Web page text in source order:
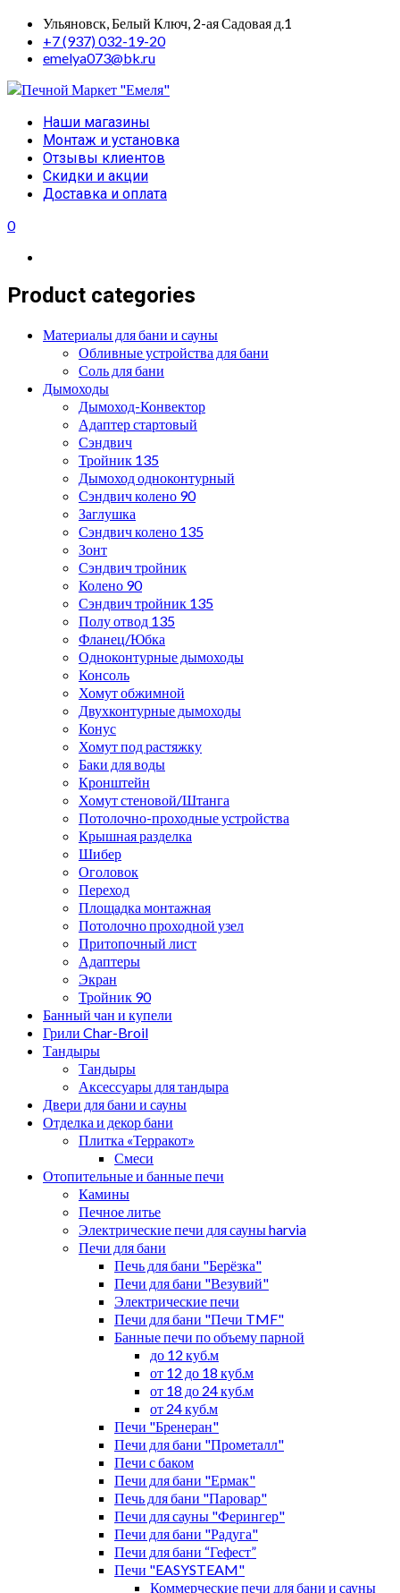
Skip
content
Ульяновск, Белый Ключ, 2-ая Садовая д.1
+7 (937) 032-19-20
emelya073@bk.ru
Primary
Menu
Наши магазины
Монтаж и установка
Отзывы клиентов
Скидки и акции
Доставка и оплата
0
Product categories
Материалы для бани и сауны
Обливные устройства для бани
Соль для бани
Дымоходы
Дымоход-Конвектор
Адаптер стартовый
Сэндвич
Тройник 135
Дымоход одноконтурный
Сэндвич колено 90
Заглушка
Сэндвич колено 135
Зонт
Сэндвич тройник
Колено 90
Сэндвич тройник 135
Полу отвод 135
Фланец/Юбка
Одноконтурные дымоходы
Консоль
Хомут обжимной
Двухконтурные дымоходы
Конус
Хомут под растяжку
Баки для воды
Кронштейн
Хомут стеновой/Штанга
Потолочно-проходные устройства
Крышная разделка
Шибер
Оголовок
Переход
Площадка монтажная
Потолочно проходной узел
Притопочный лист
Адаптеры
Экран
Тройник 90
Банный чан и купели
Грили Char-Broil
Тандыры
Тандыры
Аксессуары для тандыра
Двери для бани и сауны
Отделка и декор бани
Плитка «Терракот»
Смеси
Отопительные и банные печи
Камины
Печное литье
Электрические печи для сауны harvia
Печи для бани
Печь для бани "Берёзка"
Печи для бани "Везувий"
Электрические печи
Печи для бани "Печи TMF"
Банные печи по объему парной
до 12 куб.м
от 12 до 18 куб.м
от 18 до 24 куб.м
от 24 куб.м
Печи "Бренеран"
Печи для бани "Прометалл"
Печи с баком
Печи для бани "Ермак"
Печь для бани "Паровар"
Печи для сауны "Ферингер"
Печи для бани "Радуга"
Печи для бани “Гефест”
Печи "EASYSTEAM"
Коммерческие печи для бани и сауны